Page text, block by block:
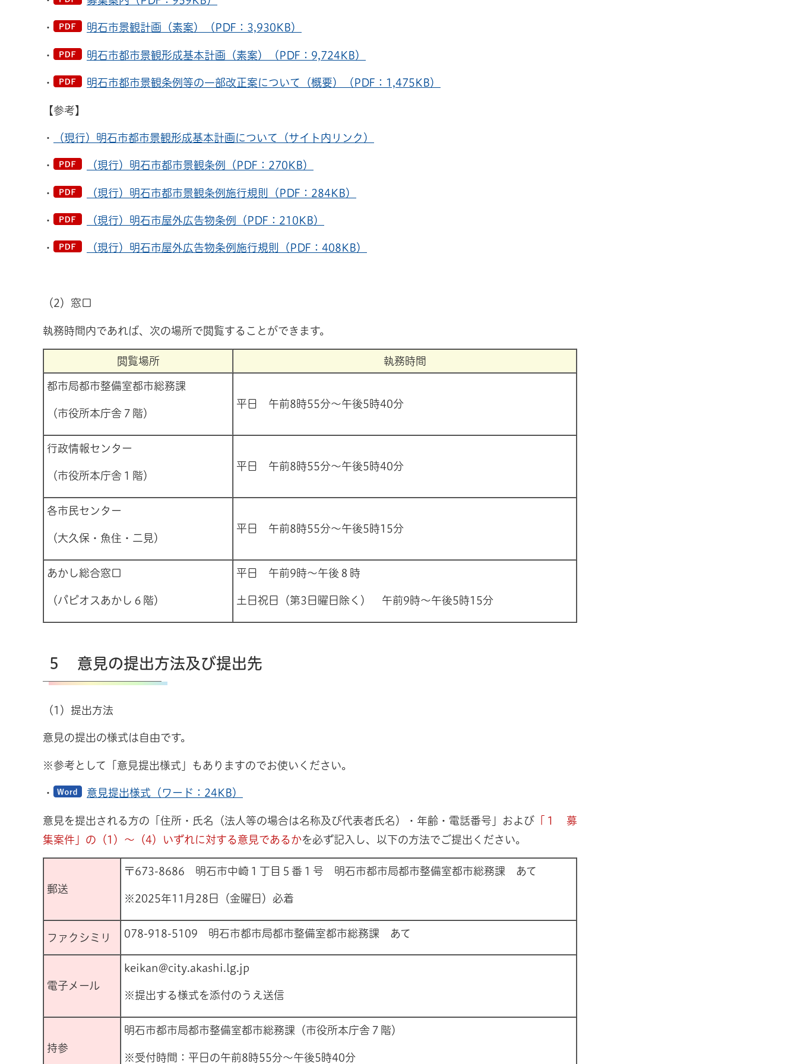
・ 明石市景観計画（素案）（PDF：3,930KB）
・ 明石市都市景観形成基本計画（素案）（PDF：9,724KB）
・ 明石市都市景観条例等の一部改正案について（概要）（PDF：1,475KB）
【参考】
・ （現行）明石市都市景観形成基本計画について（サイト内リンク）
・ （現行）明石市都市景観条例（PDF：270KB）
・ （現行）明石市都市景観条例施行規則（PDF：284KB）
・ （現行）明石市屋外広告物条例（PDF：210KB）
・ （現行）明石市屋外広告物条例施行規則（PDF：408KB）
（2）窓口
執務時間内であれば、次の場所で閲覧することができます。
閲覧場所 執務時間
都市局都市整備室都市総務課
（市役所本庁舎７階）
平日 午前8時55分～午後5時40分
行政情報センター
（市役所本庁舎１階）
平日 午前8時55分～午後5時40分
各市民センター
（大久保・魚住・二見）
平日 午前8時55分～午後5時15分
あかし総合窓口
（パピオスあかし６階）
平日 午前9時～午後８時
土日祝日（第3日曜日除く） 午前9時～午後5時15分
５ 意見の提出方法及び提出先
（1）提出方法
意見の提出の様式は自由です。
※参考として「意見提出様式」もありますのでお使いください。
・ 意見提出様式（ワード：24KB）
意見を提出される方の「住所・氏名（法人等の場合は名称及び代表者氏名）・年齢・電話番号」および 「１ 募
集案件」の（1）～（4）いずれに対する意見であるかを必ず記入し、以下の方法でご提出ください。
郵送
〒673-8686 明石市中崎１丁目５番１号 明石市都市局都市整備室都市総務課 あて
※2025年11月28日（金曜日）必着
ファクシミリ 078-918-5109 明石市都市局都市整備室都市総務課 あて
電子メール
keikan@city.akashi.lg.jp
※提出する様式を添付のうえ送信
持参
明石市都市局都市整備室都市総務課（市役所本庁舎７階）
※受付時間：平日の午前8時55分～午後5時40分